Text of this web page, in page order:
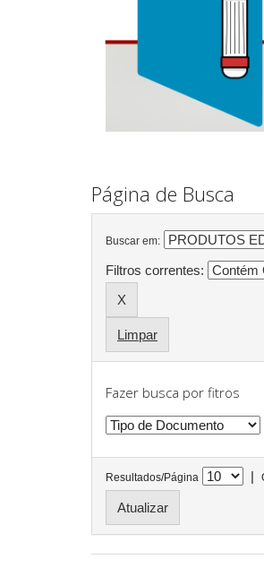
Página de Busca
Buscar em:
Filtros correntes:
Limpar
Fazer busca por fitros
Resultados/Página |